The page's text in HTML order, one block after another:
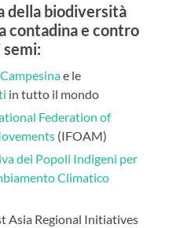
della biodiversità
contadina e contro
e le
in tutto il mondo
Federation of
(IFOAM)
dei Popoli Indigeni per
Climatico
Asia Regional Initiatives